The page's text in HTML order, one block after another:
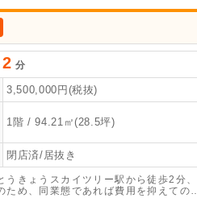
2 分
3,500,000円(税抜)
1階 / 94.21㎡(28.5坪)
閉店済/居抜き
きょうスカイツリー駅から徒歩2分、
め、同業態であれば費用を抑えての出